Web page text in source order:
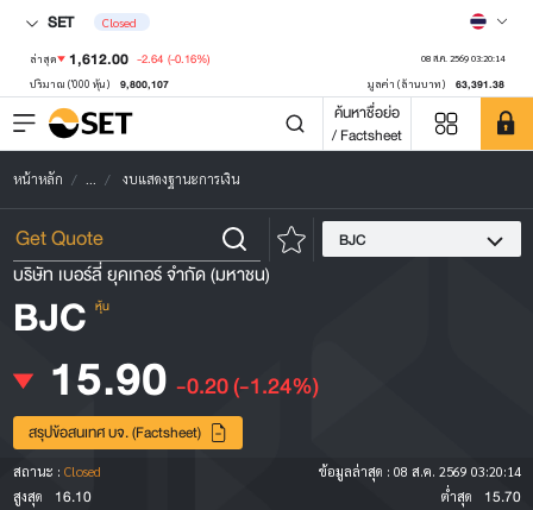
SET Closed
ล่าสุด 1,612.00 -2.64 (-0.16%) 08 ส.ค. 2569 03:20:14
ปริมาณ ('000 หุ้น) 9,800,107 มูลค่า (ล้านบาท) 63,391.38
ค้นหาชื่อย่อ
/ Factsheet
หน้าหลัก ... งบแสดงฐานะการเงิน
BJC
บริษัท เบอร์ลี่ ยุคเกอร์ จำกัด (มหาชน)
BJC หุ้น
15.90 -0.20(-1.24%)
สรุปข้อสนเทศ บจ. (Factsheet)
สถานะ : Closed ข้อมูลล่าสุด : 08 ส.ค. 2569 03:20:14
สูงสุด
16.10 ต่ำสุด 15.70